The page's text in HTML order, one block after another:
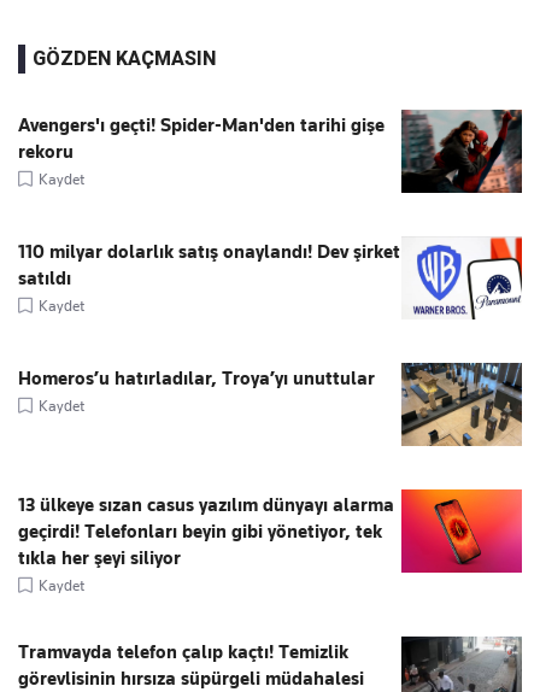
GÖZDEN KAÇMASIN
Avengers'ı geçti! Spider-Man'den tarihi gişe
rekoru
Kaydet
110 milyar dolarlık satış onaylandı! Dev şirket
satıldı
Kaydet
Homeros’u hatırladılar, Troya’yı unuttular
Kaydet
13 ülkeye sızan casus yazılım dünyayı alarma
geçirdi! Telefonları beyin gibi yönetiyor, tek
tıkla her şeyi siliyor
Kaydet
Tramvayda telefon çalıp kaçtı! Temizlik
görevlisinin hırsıza süpürgeli müdahalesi